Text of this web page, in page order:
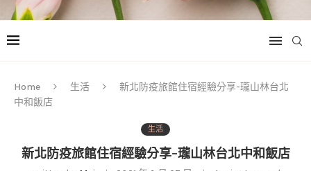
Home 生活
新北防疫旅館住宿經驗分享-瓏山林台北
中和飯店
生活
新北防疫旅館住宿經驗分享-瓏山林台北中和飯店